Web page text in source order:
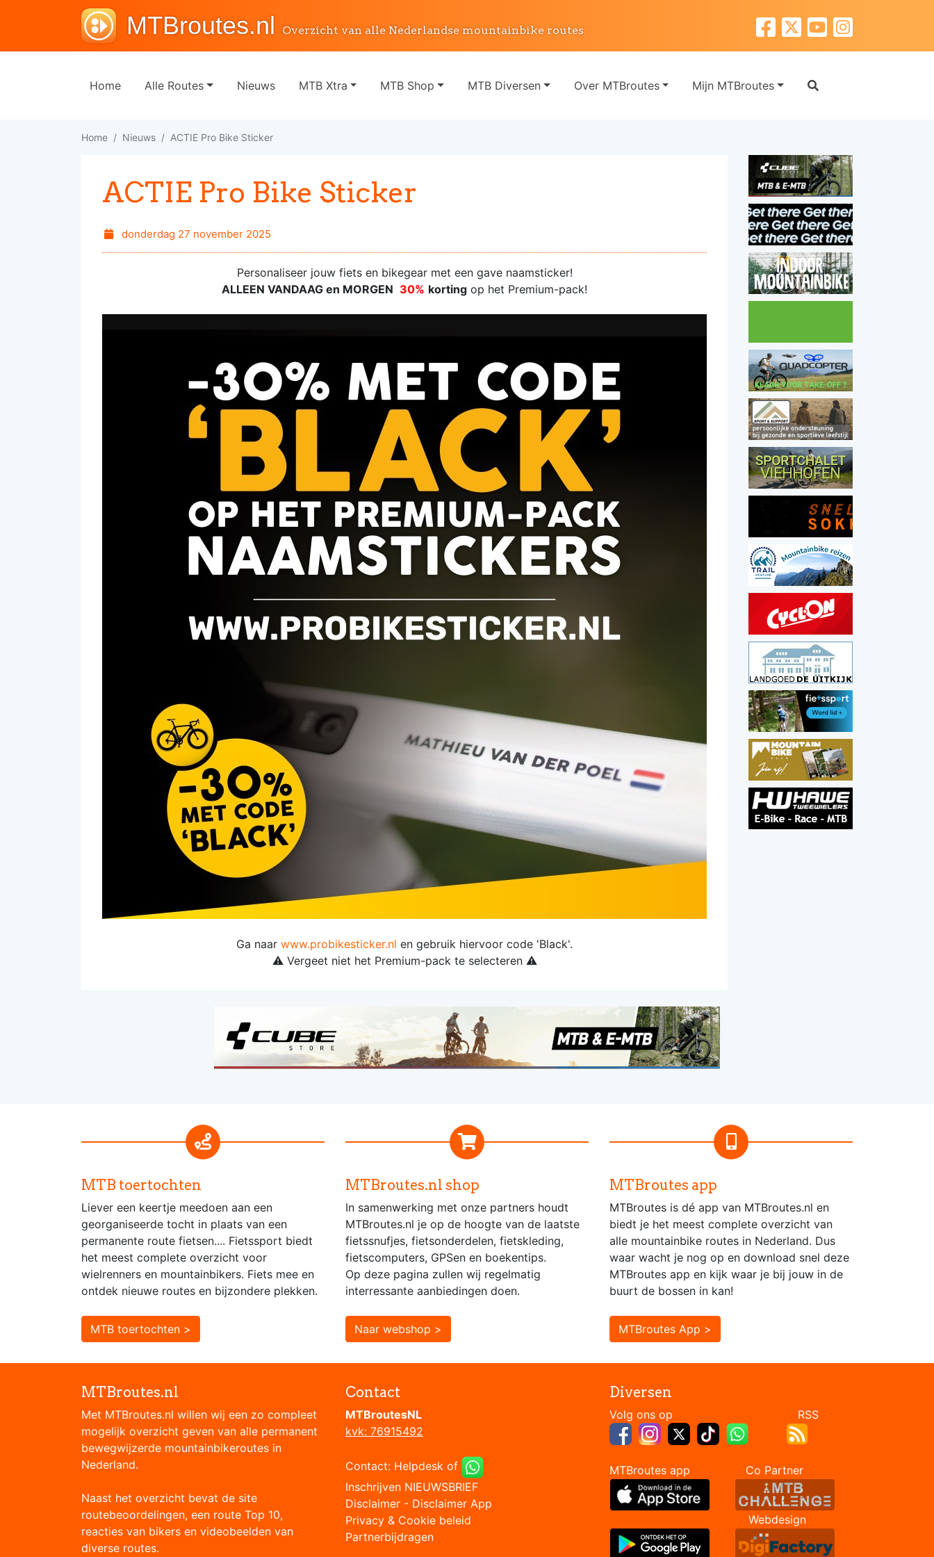
MTBroutes.nl Overzicht van alle Nederlandse mountainbike routes
Home Alle Routes Nieuws MTB Xtra MTB Shop MTB Diversen Over MTBroutes Mijn MTBroutes
Home Nieuws ACTIE Pro Bike Sticker
ACTIE Pro Bike Sticker
donderdag 27 november 2025
Personaliseer jouw fiets en bikegear met een gave naamsticker!
ALLEEN VANDAAG en MORGEN 30% korting op het Premium-pack!
Ga naar www.probikesticker.nl en gebruik hiervoor code 'Black'.
⚠️ Vergeet niet het Premium-pack te selecteren ⚠️
MTB toertochten
Liever een keertje meedoen aan een
georganiseerde tocht in plaats van een
permanente route fietsen.... Fietssport biedt
het meest complete overzicht voor
wielrenners en mountainbikers. Fiets mee en
ontdek nieuwe routes en bijzondere plekken.
MTB toertochten >
MTBroutes.nl shop
In samenwerking met onze partners houdt
MTBroutes.nl je op de hoogte van de laatste
fietssnufjes, fietsonderdelen, fietskleding,
fietscomputers, GPSen en boekentips.
Op deze pagina zullen wij regelmatig
interressante aanbiedingen doen.
Naar webshop >
MTBroutes app
MTBroutes is dé app van MTBroutes.nl en
biedt je het meest complete overzicht van
alle mountainbike routes in Nederland. Dus
waar wacht je nog op en download snel deze
MTBroutes app en kijk waar je bij jouw in de
buurt de bossen in kan!
MTBroutes App >
MTBroutes.nl
Met MTBroutes.nl willen wij een zo compleet
mogelijk overzicht geven van alle permanent
bewegwijzerde mountainbikeroutes in
Nederland.
Naast het overzicht bevat de site
routebeoordelingen, een route Top 10,
reacties van bikers en videobeelden van
diverse routes.
Contact
MTBroutesNL
kvk: 76915492
Contact: Helpdesk of
Inschrijven NIEUWSBRIEF
Disclaimer - Disclaimer App
Privacy & Cookie beleid
Partnerbijdragen
Diversen
Volg ons op RSS
MTBroutes app Co Partner
Webdesign